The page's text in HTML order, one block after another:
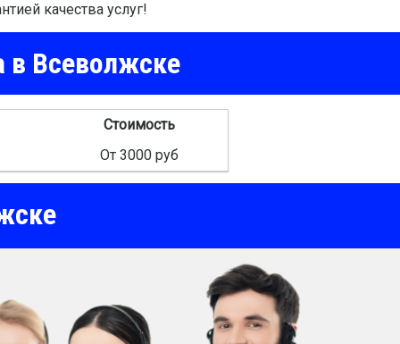
качества услуг!
в Всеволжске
Стоимость
От 3000 руб